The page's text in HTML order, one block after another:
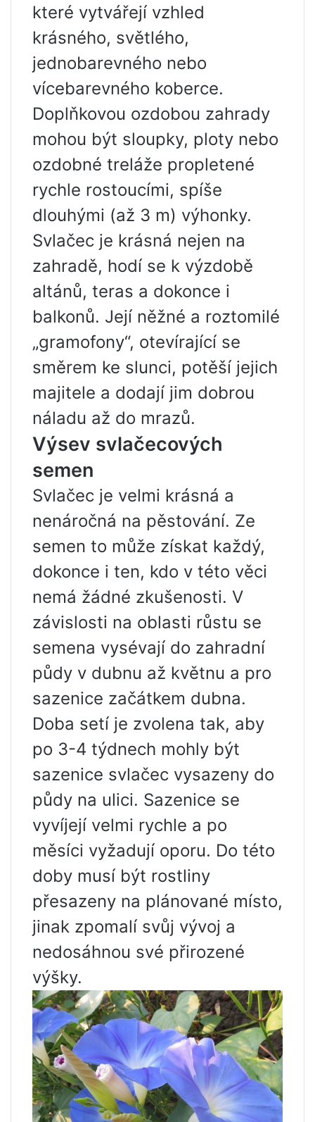
které vytvářejí vzhled
krásného, ​​světlého,
jednobarevného nebo
vícebarevného koberce.
Doplňkovou ozdobou zahrady
mohou být sloupky, ploty nebo
ozdobné treláže propletené
rychle rostoucími, spíše
dlouhými (až 3 m) výhonky.
Svlačec je krásná nejen na
zahradě, hodí se k výzdobě
altánů, teras a dokonce i
balkonů. Její něžné a roztomilé
„gramofony“, otevírající se
směrem ke slunci, potěší jejich
majitele a dodají jim dobrou
náladu až do mrazů.
Výsev svlačecových
semen
Svlačec je velmi krásná a
nenáročná na pěstování. Ze
semen to může získat každý,
dokonce i ten, kdo v této věci
nemá žádné zkušenosti. V
závislosti na oblasti růstu se
semena vysévají do zahradní
půdy v dubnu až květnu a pro
sazenice začátkem dubna.
Doba setí je zvolena tak, aby
po 3-4 týdnech mohly být
sazenice svlačec vysazeny do
půdy na ulici. Sazenice se
vyvíjejí velmi rychle a po
měsíci vyžadují oporu. Do této
doby musí být rostliny
přesazeny na plánované místo,
jinak zpomalí svůj vývoj a
nedosáhnou své přirozené
výšky.